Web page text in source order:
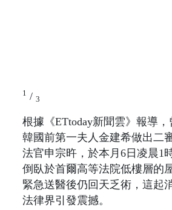
1 / 3
根據《ETtoday新聞雲》報導
韓國前第一夫人金建希做出二
法官申宗旿，於本月6日凌晨1
倒臥於首爾高等法院低樓層的
緊急送醫後仍回天乏術，這起
法律界引發震撼。